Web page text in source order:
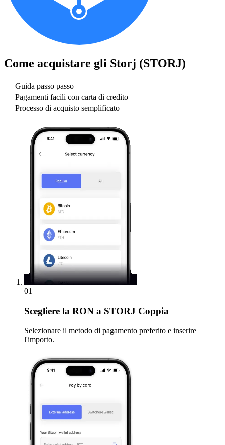
Come acquistare gli Storj (STORJ)
Guida passo passo
Pagamenti facili con carta di credito
Processo di acquisto semplificato
01
Scegliere la RON a STORJ Coppia
Selezionare il metodo di pagamento preferito e inserire
l'importo.